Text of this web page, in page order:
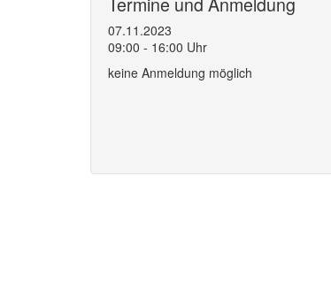
07.11.2023
09:00 - 16:00 Uhr
keine Anmeldung möglich